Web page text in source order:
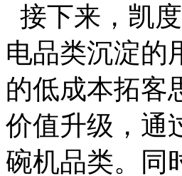
接下来，凯
电品类沉淀的
的低成本拓客
价值升级，通
碗机品类。同